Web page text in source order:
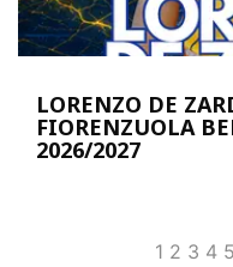
LORENZO DE
FIORENZUOLA
2026/2027
1 2 3 4 5